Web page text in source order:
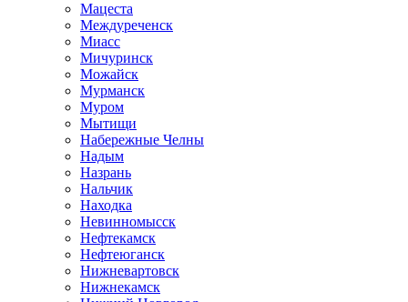
Мацеста
Междуреченск
Миасс
Мичуринск
Можайск
Мурманск
Муром
Мытищи
Набережные Челны
Надым
Назрань
Нальчик
Находка
Невинномысск
Нефтекамск
Нефтеюганск
Нижневартовск
Нижнекамск